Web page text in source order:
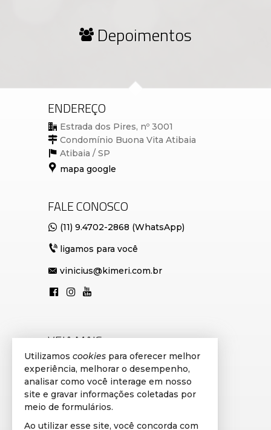
Depoimentos
ENDEREÇO
Estrada dos Pires, nº 3001
Condomínio Buona Vita Atibaia
Atibaia / SP
mapa google
FALE CONOSCO
(11) 9.4702-2868 (WhatsApp)
ligamos para você
vinicius@kimeri.com.br
VEJA MAIS
cadastre seu imóvel
avaliação de imóveis
imóveis favoritos
mapa de imóveis
Utilizamos cookies para oferecer melhor
experiência, melhorar o desempenho,
analisar como você interage em nosso
site e gravar informações coletadas por
meio de formulários.
Ao utilizar esse site, você concorda com